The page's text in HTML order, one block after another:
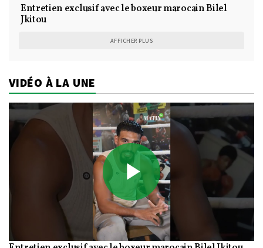
Entretien exclusif avec le boxeur marocain Bilel
Jkitou
AFFICHER PLUS
VIDÉO À LA UNE
Play